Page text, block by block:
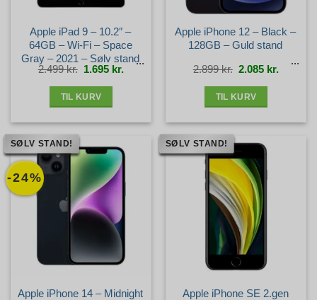
Apple iPad 9 – 10.2″ –
64GB – Wi-Fi – Space
Gray – 2021 – Sølv stand
2.499kr. Den
oprindelige
pris
1.695 kr. Den
aktuelle
pris
TIL KURV
Apple iPhone 12 – Black –
128GB – Guld stand
2.899kr. Den
oprindelige
pris
2.085 kr. Den
aktuelle
pris
TIL KURV
-24%
SØLV STAND!
Apple iPhone 14 – Midnight
SØLV STAND!
Apple iPhone SE 2.gen